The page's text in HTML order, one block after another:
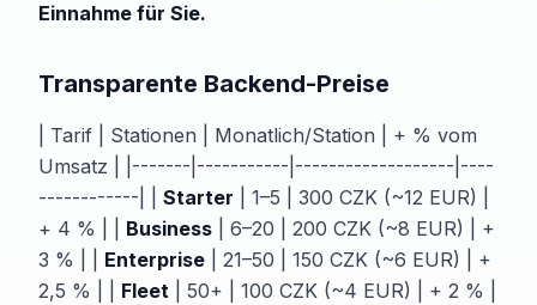
Einnahme für Sie.
Transparente Backend-Preise
| Tarif | Stationen | Monatlich/Station | + % vom
Umsatz | |-------|-----------|-------------------|----
------------| | Starter | 1–5 | 300 CZK (~12 EUR) |
+ 4 % | | Business | 6–20 | 200 CZK (~8 EUR) | +
3 % | | Enterprise | 21–50 | 150 CZK (~6 EUR) | +
2,5 % | | Fleet | 50+ | 100 CZK (~4 EUR) | + 2 % |